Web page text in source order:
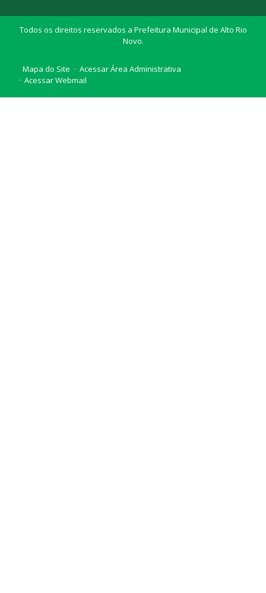
Todos os direitos reservados a Prefeitura Municipal de Alto Rio
Novo.
Mapa do Site
Acessar Área Administrativa
Acessar Webmail